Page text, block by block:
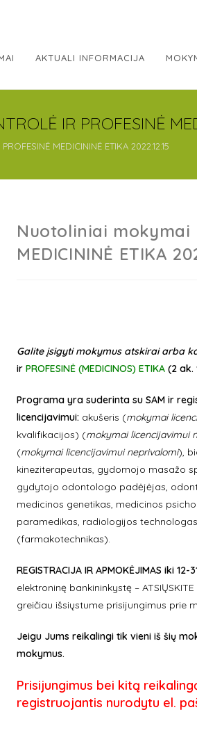
AKTUALI INFORMACIJA
IR PROFESINĖ
MEDICININĖ ETIKA 2022.12.15
Nuotoliniai mokymai
MEDICININĖ ETIKA
Galite įsigyti mokymus atskirai arba
irPROFESINĖ (MEDICINOS) ETIKA (2 ak.
Programa yra suderinta su SAM ir
licencijavimui: akušeris (mokymai
kvalifikacijos) (mokymai licencijavimui
(mokymai licencijavimui neprivalomi),
kineziterapeutas, gydomojo masažo
gydytojo odontologo padėjėjas,
medicinos genetikas, medicinos
paramedikas, radiologijos
(farmakotechnikas).
REGISTRACIJA IR APMOKĖJIMAS iki 12-
elektroninę bankininkystę –
greičiau išsiųstume prisijungimus prie
Jeigu Jums reikalingi tik vieni iš šių
mokymus.
Prisijungimus bei kitą
registruojantis nurodytu el.